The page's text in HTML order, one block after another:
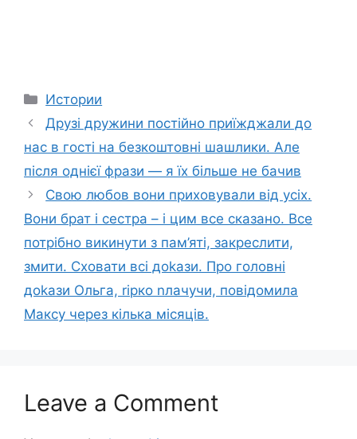
Categories
Истории
Друзі дружини постійно приїжджали до
нас в гості на безкоштовні шашлики. Але
після однієї фрази — я їх більше не бачив
Свою любов вони приховували від усіх.
Вони брат і сестра – і цим все сказано. Все
потрібно викинути з пам’яті, закреслити,
змити. Сховати всі доkази. Про головні
доkази Ольга, rірко nлачучи, повідомила
Максу через кілька місяців.
Leave a Comment